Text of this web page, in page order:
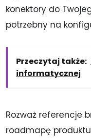
konektory do
potrzebny na
Przeczytaj także:
informatycznej
Rozważ referencje
roadmapę